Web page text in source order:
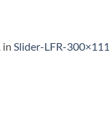
in Slider-LFR-300×111